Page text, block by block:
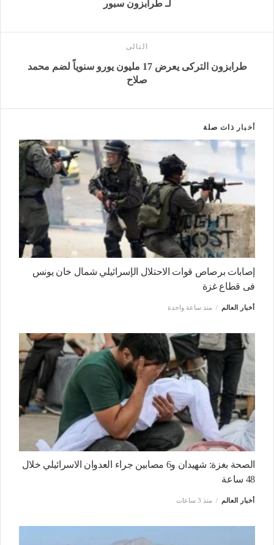
لـ طرابزون سبور
التالى
طرابزون التركى يعرض 17 مليون يورو سنوياً لضم محمد
صلاح
أخبار ذات صلة
إصابات برصاص قوات الاحتلال الإسرائيلي شمال خان يونس
فى قطاع غزة
أخبار العالم منذ ساعة واحدة
الصحة بغزة: شهيدان و6 مصابين جراء العدوان الاسرائيلي خلال
48 ساعة
أخبار العالم منذ 3 ساعات